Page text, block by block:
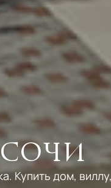
Купить дом,
5
Поляна